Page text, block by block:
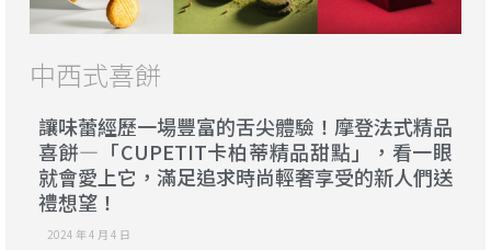
中西式喜餅
讓味蕾經歷一場豐富的舌尖體驗！摩登法式精品
喜餅—「CUPETIT卡柏蒂精品甜點」，看一眼
就會愛上它，滿足追求時尚輕奢享受的新人們送
禮想望！
2024 年 4 月 4 日